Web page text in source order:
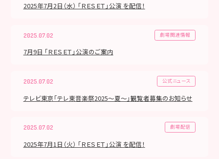
2025年7月2日（水） 「ＲＥＳＥＴ」公演 を配信！
2025.07.02 劇場関連情報
7月9日 「ＲＥＳＥＴ」公演のご案内
2025.07.02 公式ニュース
テレビ東京「テレ東音楽祭2025～夏～」観覧者募集のお知らせ
2025.07.02 劇場配信
2025年7月1日（火） 「ＲＥＳＥＴ」公演 を配信！